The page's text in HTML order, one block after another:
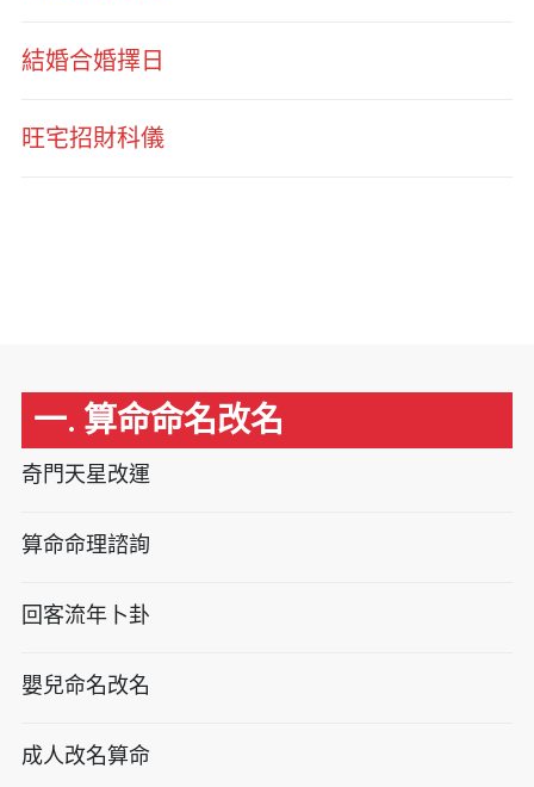
結婚合婚擇日
旺宅招財科儀
一. 算命命名改名
奇門天星改運
算命命理諮詢
回客流年卜卦
嬰兒命名改名
成人改名算命